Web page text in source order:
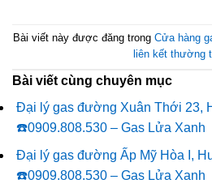
Bài viết này được đăng trong Cửa hàng
liên kết thường
Bài viết cùng chuyên mục
Đại lý gas đường Xuân Thới 23,
☎️0909.808.530 – Gas Lửa Xanh
Đại lý gas đường Ấp Mỹ Hòa I,
☎️0909.808.530 – Gas Lửa Xanh